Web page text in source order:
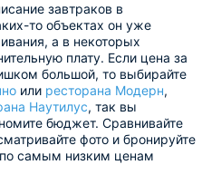
завтраков в
то объектах он уже
а в некоторых
плату. Если цена за
большой, то выбирайте
или ресторана Модерн,
Наутилус, так вы
бюджет. Сравнивайте
фото и бронируйте
самым низким ценам